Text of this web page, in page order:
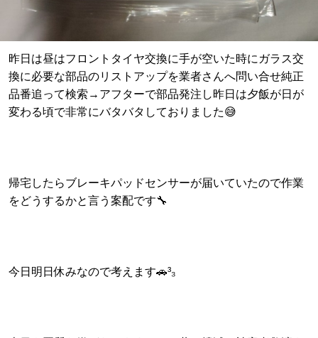
昨日は昼はフロントタイヤ交換に手が空いた時にガラス交
換に必要な部品のリストアップを業者さんへ問い合せ純正
品番追って検索→アフターで部品発注し昨日は夕飯が日が
変わる頃で非常にバタバタしておりました😅‪‪
帰宅したらブレーキパッドセンサーが届いていたので作業
をどうするかと言う案配です🔧
今日明日休みなので考えます🚗³₃